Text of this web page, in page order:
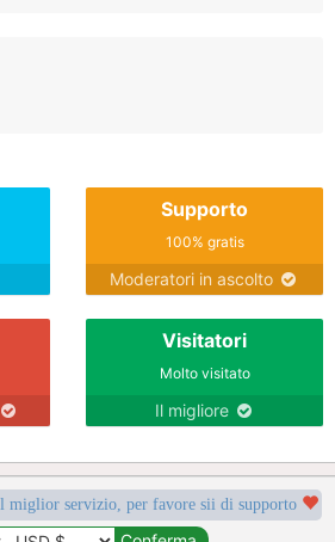
Supporto
100% gratis
Moderatori in ascolto
Visitatori
Molto visitato
Il migliore
miglior servizio, per favore sii di supporto